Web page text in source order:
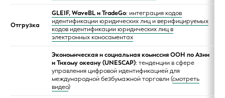
Отгрузка
GLEIF, WaveBL и TradeGo: интеграция кодов
идентификации юридических лиц и верифицируемых
кодов идентификации юридических лиц в
электронных коносаментах
Экономическая и социальная комиссия ООН по Азии
и Тихому океану (UNESCAP): тенденции в сфере
управления цифровой идентификацией для
международной безбумажной торговли (смотреть
видео)